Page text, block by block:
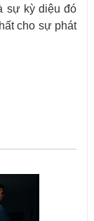
sự kỳ diệu đó
cho sự phát